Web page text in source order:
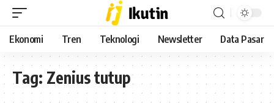
Ekonomi Tren Teknologi Newsletter Data Pasar
Tag: Zenius tutup